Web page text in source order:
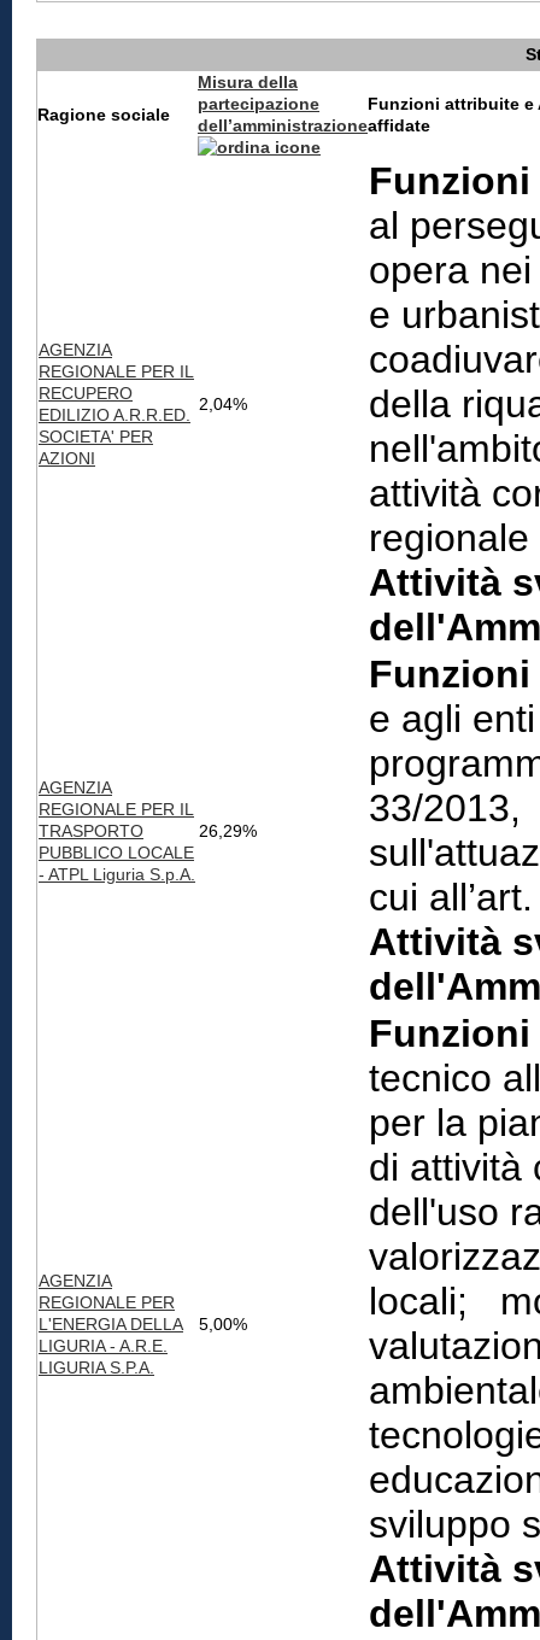
Ragione sociale
Misura della
partecipazione
dell’amministrazione
Funzioni attribuite
affidate
AGENZIA
REGIONALE PER IL
RECUPERO
EDILIZIO A.R.R.ED.
SOCIETA' PER
AZIONI
2,04%
al
opera
e
della
attività
regionale
Attività
AGENZIA
REGIONALE PER IL
TRASPORTO
PUBBLICO LOCALE
- ATPL Liguria S.p.A.
26,29%
e agli
33/2013,
cui
Attività
AGENZIA
REGIONALE PER
L'ENERGIA DELLA
LIGURIA - A.R.E.
LIGURIA S.P.A.
5,00%
tecnico
per la
di attività
dell'uso
locali;
sviluppo
Attività